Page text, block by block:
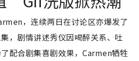
，连续两日在讨论区亦爆发了
，剧情讲述秀仪因喝醉关系、吐
配合剧集喜剧效果，Carmen牺牲